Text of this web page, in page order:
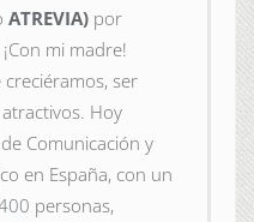
ATREVIA) por
mi madre!
ser
Hoy
Comunicación y
en España, con un
personas,